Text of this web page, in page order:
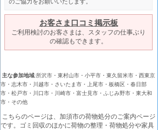
のご協力をお願いいたします。
お客さま口コミ掲示板
ご利用検討のお客さまは、スタッフの仕事ぶり
の確認もできます。
主な参加地域:所沢市・東村山市・小平市・東久留米市・西東京
市・志木市・川越市・さいたま市・上尾市・板橋区・春日部
市・松戸市・川口市・川崎市・富士見市・ふじみ野市・東大和
市・その他
こちらのページは、加須市の荷物処分のご案内ページ
です。ゴミ回収のほかに荷物の整理・荷物処分や家具